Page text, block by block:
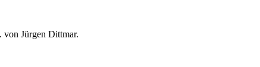
von Jürgen Dittmar.